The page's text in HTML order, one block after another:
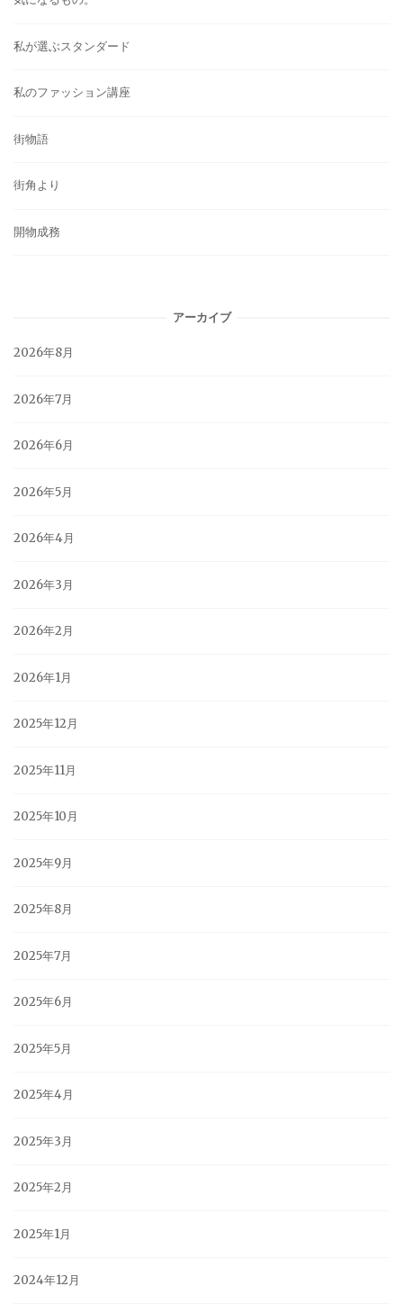
私が選ぶスタンダード
私のファッション講座
街物語
街角より
開物成務
アーカイブ
2026年8月
2026年7月
2026年6月
2026年5月
2026年4月
2026年3月
2026年2月
2026年1月
2025年12月
2025年11月
2025年10月
2025年9月
2025年8月
2025年7月
2025年6月
2025年5月
2025年4月
2025年3月
2025年2月
2025年1月
2024年12月